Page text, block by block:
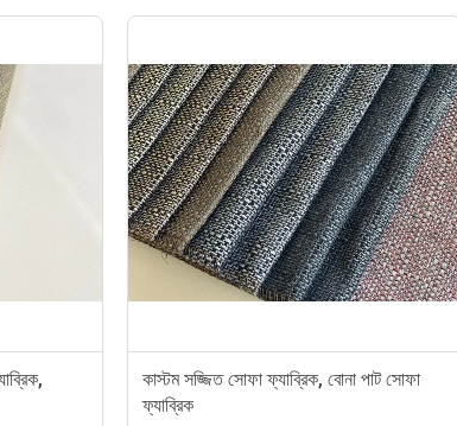
কাস্টম সজ্জিত সোফা ফ্যাব্রিক, বোনা পাট সোফা
ফ্যাব্রিক